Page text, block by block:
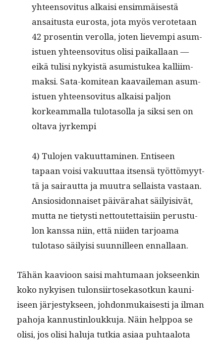
yhteenso­vi­tus alka­isi ensim­mäis­es­tä
ansai­tus­ta eurosta, jota myös verote­taan
42 pros­entin verol­la, joten lievem­pi asum­
istuen yhteenso­vi­tus olisi paikallaan —
eikä tulisi nyky­istä asum­is­tukea kalli­im­
mak­si. Sata-komitean kaavaile­man asum­
istuen yhteenso­vi­tus alka­isi paljon
korkeam­mal­la tulota­sol­la ja sik­si sen on
olta­va jyrkempi
4) Tulo­jen vaku­ut­ta­mi­nen. Entiseen
tapaan voisi vaku­ut­taa itsen­sä työt­tömyyt­
tä ja sairaut­ta ja muu­tra sel­l­aista vas­taan.
Ansiosi­don­naiset päivära­hat säi­ly­i­sivät,
mut­ta ne tietysti net­toutet­taisi­in perus­tu­
lon kanssa niin, että niiden tar­joa­ma
tulota­so säi­ly­isi suun­nilleen ennallaan.
Tähän kaavioon saisi mah­tu­maan jok­seenkin
koko nykyisen tulon­si­ir­toseka­sotkun kau­ni­
iseen järjestyk­seen, johdon­mukaises­ti ja ilman
paho­ja kan­nustin­loukku­ja. Näin help­poa se
olisi, jos olisi halu­ja tutkia asi­aa puh­taalota